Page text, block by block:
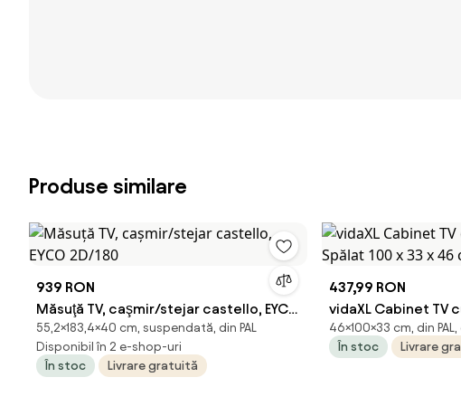
Produse similare
939 RON
Măsuţă TV, caşmir/stejar castello, EYCO
2D/180
55,2×183,4×40 cm, suspendată, din PAL
Disponibil în 2 e-shop-uri
În stoc
Livrare gratuită
437,99 RON
vidaXL Cabinet TV
Spălat 100 x 33 x
46×100×33 cm, din
În stoc
Livrare